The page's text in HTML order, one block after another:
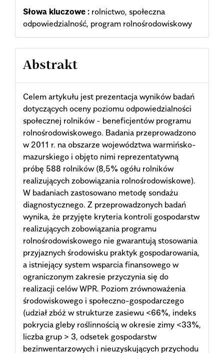
Słowa kluczowe : rolnictwo, społeczna
odpowiedzialność, program rolnośrodowiskowy
Abstrakt
Celem artykułu jest prezentacja wyników badań
dotyczących oceny poziomu odpowiedzialności
społecznej rolników - beneficjentów programu
rolnośrodowiskowego. Badania przeprowadzono
w 2011 r. na obszarze województwa warmińsko-
mazurskiego i objęto nimi reprezentatywną
próbę 588 rolników (8,5% ogółu rolników
realizujących zobowiązania rolnośrodowiskowe).
W badaniach zastosowano metodę sondażu
diagnostycznego. Z przeprowadzonych badań
wynika, że przyjęte kryteria kontroli gospodarstw
realizujących zobowiązania programu
rolnośrodowiskowego nie gwarantują stosowania
przyjaznych środowisku praktyk gospodarowania,
a istniejący system wsparcia finansowego w
ograniczonym zakresie przyczynia się do
realizacji celów WPR. Poziom zrównoważenia
środowiskowego i społeczno-gospodarczego
(udział zbóż w strukturze zasiewu <66%, indeks
pokrycia gleby roślinnością w okresie zimy <33%,
liczba grup > 3, odsetek gospodarstw
bezinwentarzowych i nieuzyskujących przychodu